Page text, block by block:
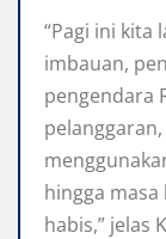
“Pagi ini kita
imbauan,
pengendara
hingga masa
habis,” jelas